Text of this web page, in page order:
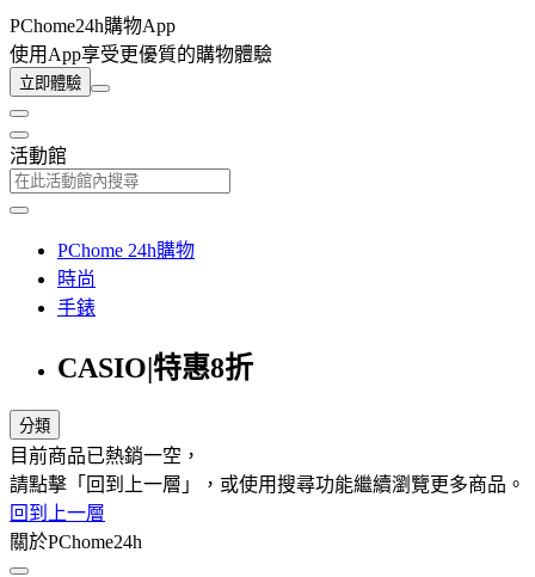
PChome24h購物App
使用App享受更優質的購物體驗
立即體驗
活動館
PChome 24h購物
時尚
手錶
CASIO|特惠8折
分類
目前商品已熱銷一空，
請點擊「回到上一層」，或使用搜尋功能繼續瀏覽更多商品。
回到上一層
關於PChome24h